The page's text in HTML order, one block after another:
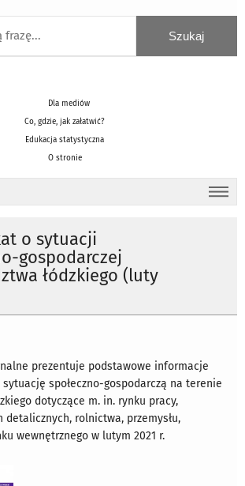
Dla mediów
Co, gdzie, jak załatwić?
Edukacja statystyczna
O stronie
o sytuacji
gospodarczej
łódzkiego (luty
prezentuje podstawowe informacje
społeczno-gospodarczą na terenie
dotyczące m. in. rynku pracy,
detalicznych, rolnictwa, przemysłu,
wewnętrznego w lutym 2021 r.